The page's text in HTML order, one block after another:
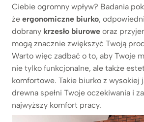
Ciebie ogromny wpływ? Badania
że ergonomiczne biurko,
dobrany krzesło biurowe oraz
mogą znacznie zwiększyć Twoją
Warto więc zadbać o to, aby Twoje
nie tylko funkcjonalne, ale także
komfortowe. Takie biurko z wysokiej
drewna spełni Twoje oczekiwania i
najwyższy komfort pracy.